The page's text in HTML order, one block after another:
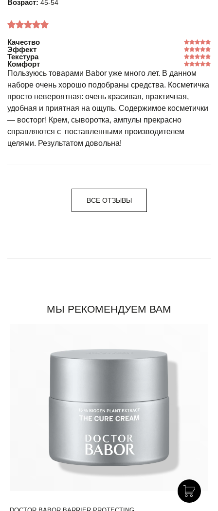
Возраст: 45-54
Качество
Эффект
Текстура
Комфорт
Пользуюсь товарами Babor уже много лет. В данном
наборе очень хорошо подобраны средства. Косметичка
просто невероятная: очень красивая, практичная,
удобная и приятная на ощупь. Содержимое косметички
— восторг! Крем, сыворотка, ампулы прекрасно
справляются с поставленными производителем
целями. Результатом довольна!
ВСЕ ОТЗЫВЫ
МЫ РЕКОМЕНДУЕМ ВАМ